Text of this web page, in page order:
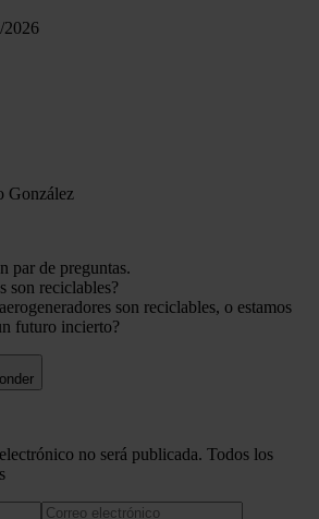
2026
González
par de preguntas.
son reciclables?
son reciclables, o estamos
futuro incierto?
no será publicada. Todos los